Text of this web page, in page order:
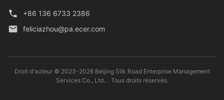
+86 136 6733 2386
feliciazhou@pa.ecer.com
Droit d'auteur © 2023-2026 Beijing Silk Road Enterprise Management
Services Co., Ltd.. . Tous droits réservés.